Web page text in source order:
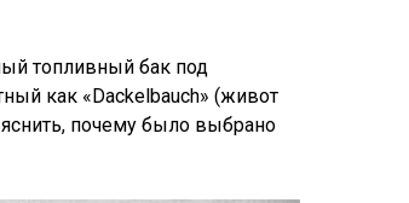
топливный бак под
как «Dackelbauch» (живот
почему было выбрано